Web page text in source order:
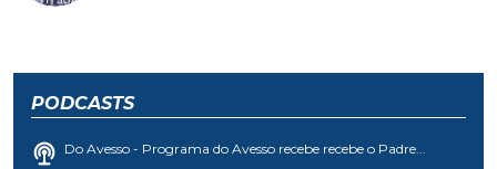
PODCASTS
Do Avesso - Programa do Avesso recebe recebe o Padre...